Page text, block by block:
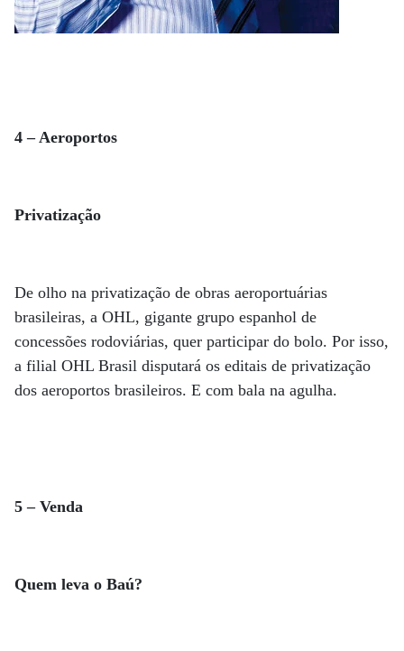
4 – Aeroportos
Privatização
De olho na privatização de obras aeroportuárias
brasileiras, a OHL, gigante grupo espanhol de
concessões rodoviárias, quer participar do bolo. Por isso,
a filial OHL Brasil disputará os editais de privatização
dos aeroportos brasileiros. E com bala na agulha.
5 – Venda
Quem leva o Baú?